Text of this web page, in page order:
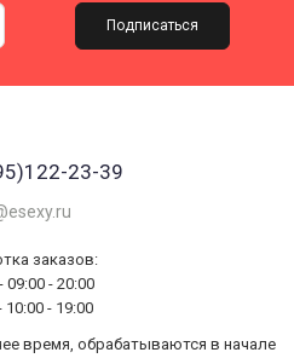
Подписаться
23-39
заказов:
09:00 - 20:00
10:00 - 19:00
время, обрабатываются в начале